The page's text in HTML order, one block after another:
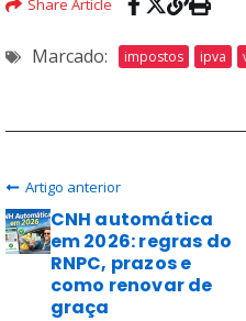
Share Article
Marcado: impostos ipva
Artigo anterior
CNH automática
em 2026: regras do
RNPC, prazos e
como renovar de
graça